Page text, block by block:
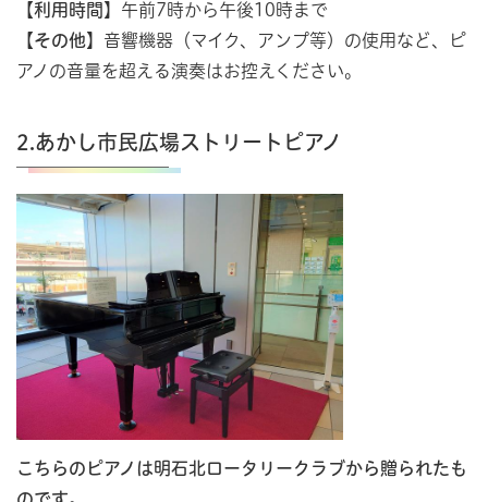
【利用時間】 午前7時から午後10時まで
【その他】 音響機器（マイク、アンプ等）の使用など、ピ
アノの音量を超える演奏はお控えください。
2.あかし市民広場ストリートピアノ
こちらのピアノは明石北ロータリークラブから贈られたも